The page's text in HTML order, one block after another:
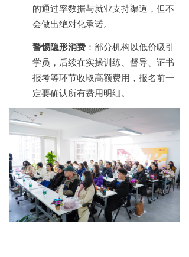
的通过率数据与就业支持渠道，但不
会做出绝对化承诺。
警惕隐形消费 ：部分机构以低价吸引
学员，后续在实操训练、督导、证书
报考等环节收取高额费用，报名前一
定要确认所有费用明细。